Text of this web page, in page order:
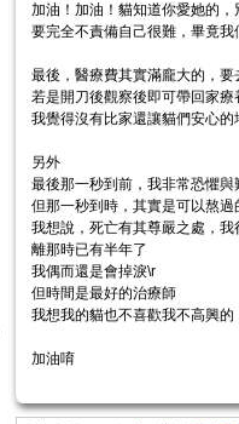
加油！加油！貓知道你愛她的，
要完全不責備自己很難，畢竟
最後，醫療費其實滿龐大的，要
若是開刀後觀察後即可帶回家
我覺得沒有比家還讓貓們安心的
另外
最後那一秒到前，我非常恐懼與
但那一秒到時，其實是可以熬過
我想說，死亡有其尊嚴之處，
離那時已有半年了
我偶而還是會掉淚\r
但時間是最好的治療師
我想我的貓也不喜歡我不高興的
加油唷